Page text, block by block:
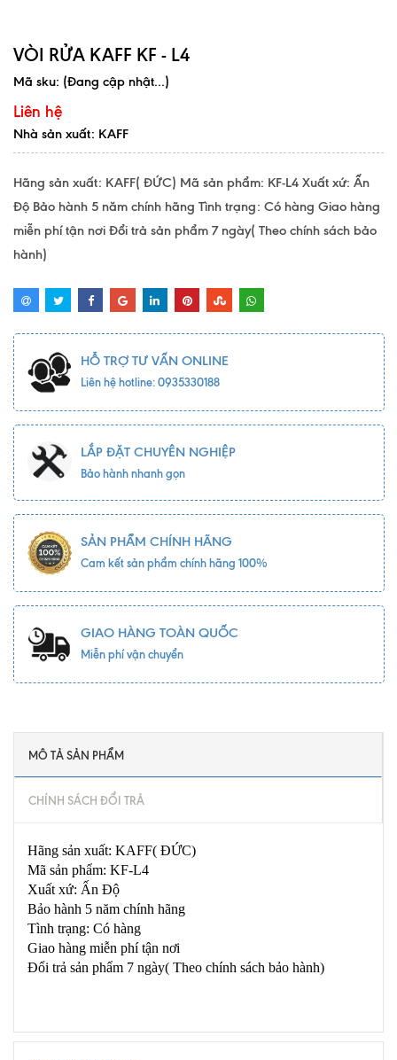
VÒI RỬA KAFF KF - L4
Mã sku: (Đang cập nhật...)
Liên hệ
Nhà sản xuất: KAFF
Hãng sản xuất: KAFF( ĐỨC) Mã sản phẩm: KF-L4 Xuất xứ: Ấn
Độ Bảo hành 5 năm chính hãng Tình trạng: Có hàng Giao hàng
miễn phí tận nơi Đổi trả sản phẩm 7 ngày( Theo chính sách bảo
hành)
HỖ TRỢ TƯ VẤN ONLINE
Liên hệ hotline: 0935330188
LẮP ĐẶT CHUYÊN NGHIỆP
Bảo hành nhanh gọn
SẢN PHẨM CHÍNH HÃNG
Cam kết sản phẩm chính hãng 100%
GIAO HÀNG TOÀN QUỐC
Miễn phí vận chuyển
MÔ TẢ SẢN PHẨM
CHÍNH SÁCH ĐỔI TRẢ
Hãng sản xuất: KAFF( ĐỨC)
Mã sản phẩm: KF-L4
Xuất xứ: Ấn Độ
Bảo hành 5 năm chính hãng
Tình trạng: Có hàng
Giao hàng miễn phí tận nơi
Đổi trả sản phẩm 7 ngày( Theo chính sách bảo hành)